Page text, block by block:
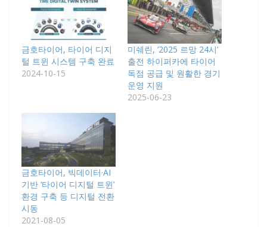
금호타이어, 타이어 디지
털 트윈 시스템 구축 완료
2024-10-15
미쉐린, ‘2025 르망 24시’
출전 하이퍼카에 타이어
독점 공급 및 원활한 경기
운영 지원
2025-06-23
금호타이어, 빅데이터·AI
기반 ‘타이어 디지털 트윈’
환경 구축 등 디지털 전환
시동
2021-08-05